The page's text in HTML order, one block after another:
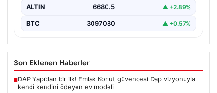
ALTIN 6680.5 ▲ +2.89%
BTC 3097080 ▲ +0.57%
Son Eklenen Haberler
■DAP Yapı’dan bir ilk! Emlak Konut güvencesi Dap vizyonuyla
kendi kendini ödeyen ev modeli